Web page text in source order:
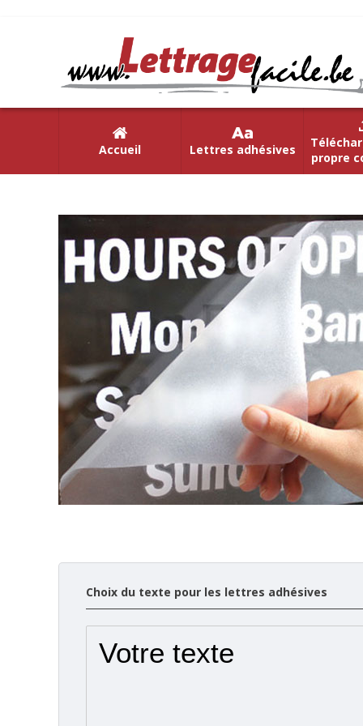
Accueil Lettres adhésives
propre
Choix du texte pour les lettres adhésives